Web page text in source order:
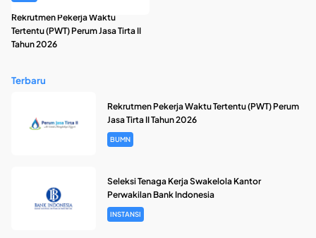
Rekrutmen Pekerja Waktu
Tertentu (PWT) Perum Jasa Tirta II
Tahun 2026
Terbaru
Rekrutmen Pekerja Waktu Tertentu (PWT) Perum
Jasa Tirta II Tahun 2026
BUMN
Seleksi Tenaga Kerja Swakelola Kantor
Perwakilan Bank Indonesia
INSTANSI